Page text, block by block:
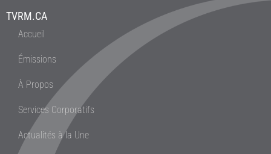
TVRM.CA
Accueil
Émissions
À Propos
Services Corporatifs
Actualités à la Une